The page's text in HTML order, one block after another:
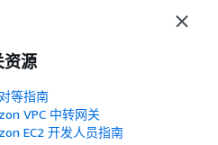
资源
等指南
VPC 中转网关
EC2 开发人员指南